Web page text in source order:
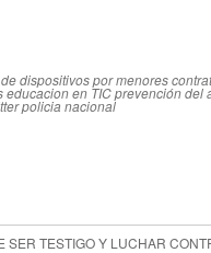
dispositivos por menores
educacion en TICprevención del
policia nacional
SER TESTIGO Y LUCHAR